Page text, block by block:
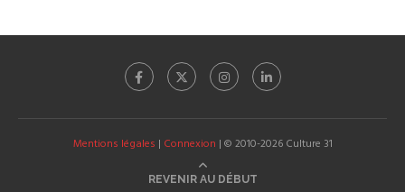
Mentions légales | Connexion | © 2010-2026 Culture 31
REVENIR AU DÉBUT